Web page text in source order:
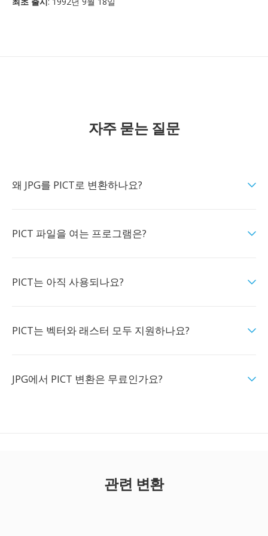
자주 묻는 질문
왜 JPG를 PICT로 변환하나요?
PICT 파일을 여는 프로그램은?
PICT는 아직 사용되나요?
PICT는 벡터와 래스터 모두 지원하나요?
JPG에서 PICT 변환은 무료인가요?
관련 변환